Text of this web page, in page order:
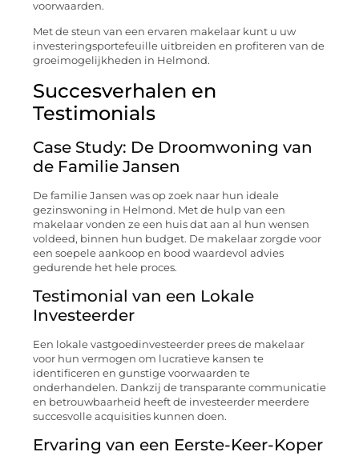
voorwaarden.
Met de steun van een ervaren makelaar kunt u uw
investeringsportefeuille uitbreiden en profiteren van de
groeimogelijkheden in Helmond.
Succesverhalen en
Testimonials
Case Study: De Droomwoning van
de Familie Jansen
De familie Jansen was op zoek naar hun ideale
gezinswoning in Helmond. Met de hulp van een
makelaar vonden ze een huis dat aan al hun wensen
voldeed, binnen hun budget. De makelaar zorgde voor
een soepele aankoop en bood waardevol advies
gedurende het hele proces.
Testimonial van een Lokale
Investeerder
Een lokale vastgoedinvesteerder prees de makelaar
voor hun vermogen om lucratieve kansen te
identificeren en gunstige voorwaarden te
onderhandelen. Dankzij de transparante communicatie
en betrouwbaarheid heeft de investeerder meerdere
succesvolle acquisities kunnen doen.
Ervaring van een Eerste-Keer-Koper